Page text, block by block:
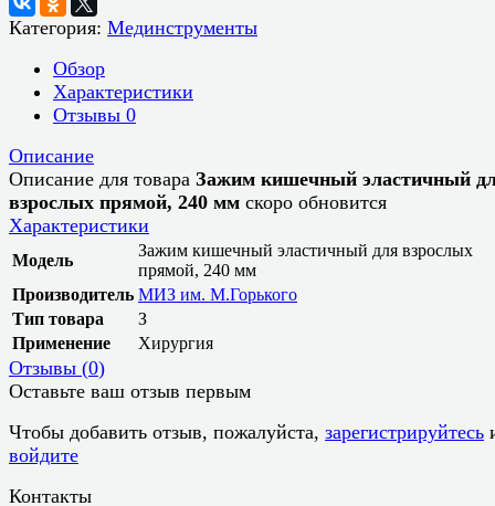
Категория: Мединструменты
Обзор
Характеристики
Отзывы 0
Описание
Описание для товара Зажим кишечный эластичный
взрослых прямой, 240 мм скоро обновится
Характеристики
Модель
Зажим кишечный эластичный для взрослых
прямой, 240 мм
Производитель МИЗ им. М.Горького
Тип товара
З
Применение
Хирургия
Отзывы (0)
Оставьте ваш отзыв первым
Чтобы добавить отзыв, пожалуйста, зарегистрируйтесь
войдите
Контакты